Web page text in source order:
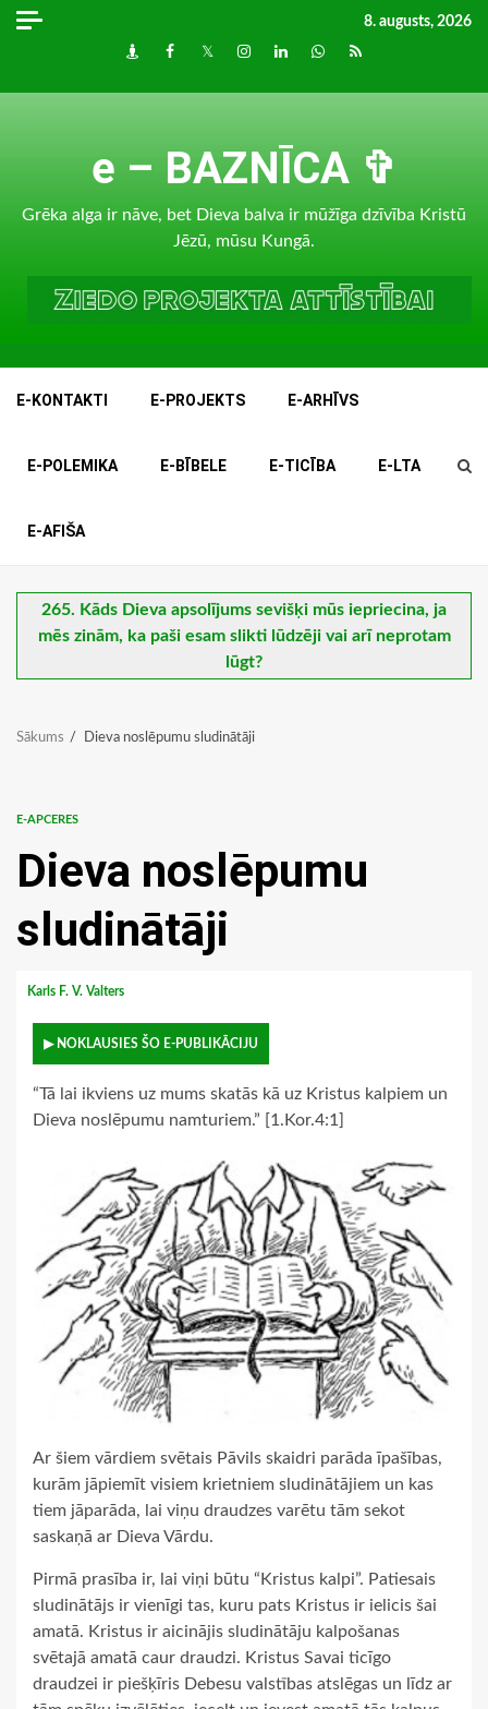
Skip
8. augusts, 2026
DraugiemFacebook
TwitterInstagram
LinkedInwhatsapp
RSS
e – BAZNĪCA ✞
Grēka alga ir nāve, bet Dieva balva ir mūžīga dzīvība Kristū
Jēzū, mūsu Kungā.
E-KONTAKTI E-PROJEKTS E-ARHĪVS
E-POLEMIKA E-BĪBELE E-TICĪBA E-LTA
E-AFIŠA
265. Kāds Dieva apsolījums sevišķi mūs iepriecina, ja
mēs zinām, ka paši esam slikti lūdzēji vai arī neprotam
lūgt?
Sākums Dieva noslēpumu sludinātāji
E-APCERES
Dieva noslēpumu
sludinātāji
Karls F. V. Valters
▶ NOKLAUSIES ŠO E-PUBLIKĀCIJU
“Tā lai ikviens uz mums skatās kā uz Kristus kalpiem un
Dieva noslēpumu namturiem.” [1.Kor.4:1]
Ar šiem vārdiem svētais Pāvils skaidri parāda īpašības,
kurām jāpiemīt visiem krietniem sludinātājiem un kas
tiem jāparāda, lai viņu draudzes varētu tām sekot
saskaņā ar Dieva Vārdu.
Pirmā prasība ir, lai viņi būtu “Kristus kalpi”. Patiesais
sludinātājs ir vienīgi tas, kuru pats Kristus ir ielicis šai
amatā. Kristus ir aicinājis sludinātāju kalpošanas
svētajā amatā caur draudzi. Kristus Savai ticīgo
draudzei ir piešķīris Debesu valstības atslēgas un līdz ar